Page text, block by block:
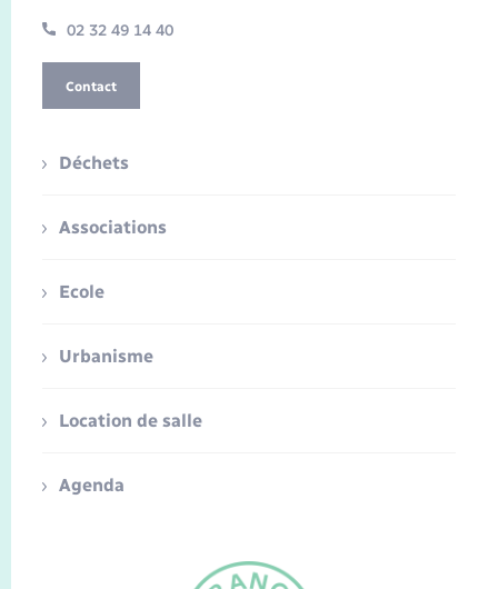
02 32 49 14 40
Contact
Déchets
Associations
Ecole
Urbanisme
Location de salle
Agenda